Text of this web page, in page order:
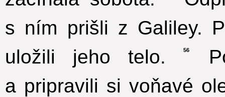
s ním prišli z Galiley.
uložili jeho telo.
56
a pripravili si voňavé